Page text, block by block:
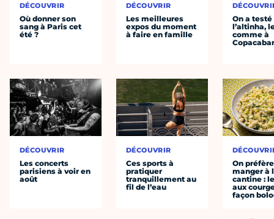
DÉCOUVRIR
Où donner son
sang à Paris cet
été ?
DÉCOUVRIR
Les concerts
parisiens à voir en
août
DÉCOUVRIR
Les meilleures
expos du moment
à faire en famille
DÉCOUVRIR
Ces sports à
pratiquer
tranquillement au
fil de l’eau
On a testé
l’altinha,
comme à
On préfère
manger à
cantine :
aux
façon